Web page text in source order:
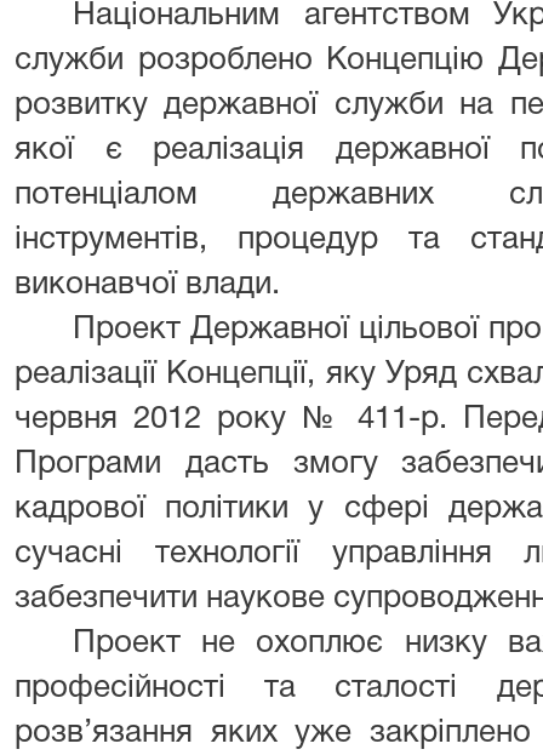
Національним агентством
служби розроблено Концепцію
розвитку державної служби на
якої є реалізація державної
потенціалом державних
інструментів, процедур та
виконавчої влади.
Проект Державної цільової
реалізації Концепції, яку Уряд
червня 2012 року № 411-р.
Програми дасть змогу
кадрової політики у сфері
сучасні технології
забезпечити наукове
Проект не охоплює низку
професійності та сталості
розв’язання яких уже